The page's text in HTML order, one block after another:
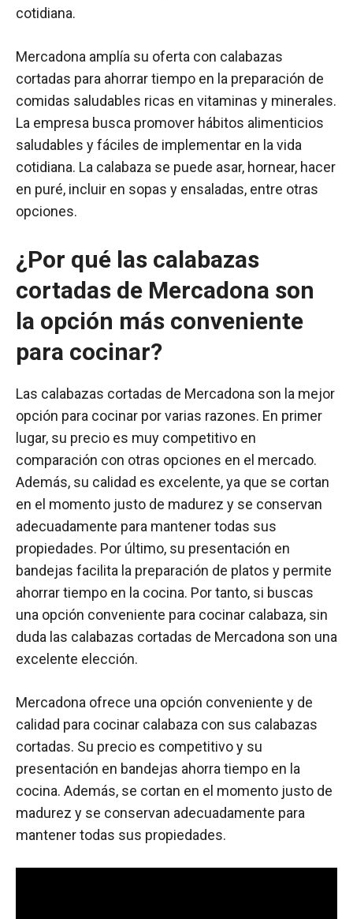
cotidiana.
Mercadona amplía su oferta con calabazas
cortadas para ahorrar tiempo en la preparación de
comidas saludables ricas en vitaminas y minerales.
La empresa busca promover hábitos alimenticios
saludables y fáciles de implementar en la vida
cotidiana. La calabaza se puede asar, hornear, hacer
en puré, incluir en sopas y ensaladas, entre otras
opciones.
¿Por qué las calabazas
cortadas de Mercadona son
la opción más conveniente
para cocinar?
Las calabazas cortadas de Mercadona son la mejor
opción para cocinar por varias razones. En primer
lugar, su precio es muy competitivo en
comparación con otras opciones en el mercado.
Además, su calidad es excelente, ya que se cortan
en el momento justo de madurez y se conservan
adecuadamente para mantener todas sus
propiedades. Por último, su presentación en
bandejas facilita la preparación de platos y permite
ahorrar tiempo en la cocina. Por tanto, si buscas
una opción conveniente para cocinar calabaza, sin
duda las calabazas cortadas de Mercadona son una
excelente elección.
Mercadona ofrece una opción conveniente y de
calidad para cocinar calabaza con sus calabazas
cortadas. Su precio es competitivo y su
presentación en bandejas ahorra tiempo en la
cocina. Además, se cortan en el momento justo de
madurez y se conservan adecuadamente para
mantener todas sus propiedades.